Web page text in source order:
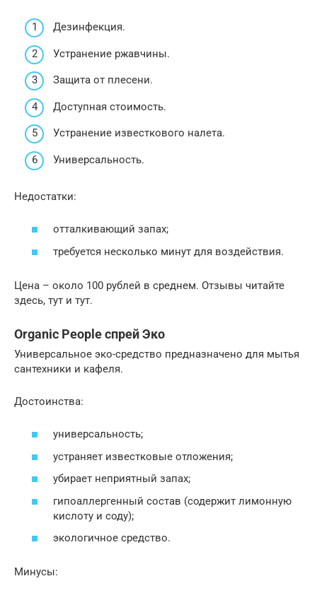
Дезинфекция.
Устранение ржавчины.
Защита от плесени.
Доступная стоимость.
Устранение известкового налета.
Универсальность.
Недостатки:
отталкивающий запах;
требуется несколько минут для воздействия.
Цена – около 100 рублей в среднем. Отзывы читайте
здесь, тут и тут.
Organic People спрей Эко
Универсальное эко-средство предназначено для мытья
сантехники и кафеля.
Достоинства:
универсальность;
устраняет известковые отложения;
убирает неприятный запах;
гипоаллергенный состав (содержит лимонную
кислоту и соду);
экологичное средство.
Минусы: